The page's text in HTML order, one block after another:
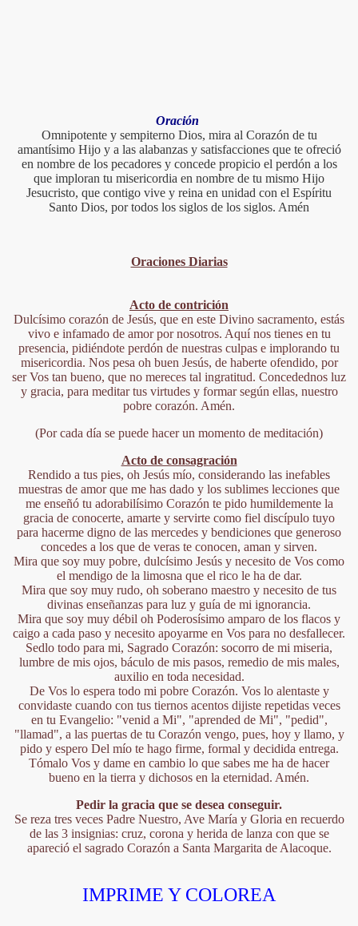
Oración
Omnipotente y sempiterno Dios, mira al Corazón de tu
amantísimo Hijo y a las alabanzas y satisfacciones que te ofreció
en nombre de los pecadores y concede propicio el perdón a los
que imploran tu misericordia en nombre de tu mismo Hijo
Jesucristo, que contigo vive y reina en unidad con el Espíritu
Santo Dios, por todos los siglos de los siglos. Amén
Oraciones Diarias
Acto de contrición
Dulcísimo corazón de Jesús, que en este Divino sacramento, estás
vivo e infamado de amor por nosotros. Aquí nos tienes en tu
presencia, pidiéndote perdón de nuestras culpas e implorando tu
misericordia. Nos pesa oh buen Jesús, de haberte ofendido, por
ser Vos tan bueno, que no mereces tal ingratitud. Concedednos luz
y gracia, para meditar tus virtudes y formar según ellas, nuestro
pobre corazón. Amén.
(Por cada día se puede hacer un momento de meditación)
Acto de consagración
Rendido a tus pies, oh Jesús mío, considerando las inefables
muestras de amor que me has dado y los sublimes lecciones que
me enseñó tu adorabilísimo Corazón te pido humildemente la
gracia de conocerte, amarte y servirte como fiel discípulo tuyo
para hacerme digno de las mercedes y bendiciones que generoso
concedes a los que de veras te conocen, aman y sirven.
Mira que soy muy pobre, dulcísimo Jesús y necesito de Vos como
el mendigo de la limosna que el rico le ha de dar.
Mira que soy muy rudo, oh soberano maestro y necesito de tus
divinas enseñanzas para luz y guía de mi ignorancia.
Mira que soy muy débil oh Poderosísimo amparo de los flacos y
caigo a cada paso y necesito apoyarme en Vos para no desfallecer.
Sedlo todo para mi, Sagrado Corazón: socorro de mi miseria,
lumbre de mis ojos, báculo de mis pasos, remedio de mis males,
auxilio en toda necesidad.
De Vos lo espera todo mi pobre Corazón. Vos lo alentaste y
convidaste cuando con tus tiernos acentos dijiste repetidas veces
en tu Evangelio: "venid a Mi", "aprended de Mi", "pedid",
"llamad", a las puertas de tu Corazón vengo, pues, hoy y llamo, y
pido y espero Del mío te hago firme, formal y decidida entrega.
Tómalo Vos y dame en cambio lo que sabes me ha de hacer
bueno en la tierra y dichosos en la eternidad. Amén.
Pedir la gracia que se desea conseguir.
Se reza tres veces Padre Nuestro, Ave María y Gloria en recuerdo
de las 3 insignias: cruz, corona y herida de lanza con que se
apareció el sagrado Corazón a Santa Margarita de Alacoque.
IMPRIME Y COLOREA